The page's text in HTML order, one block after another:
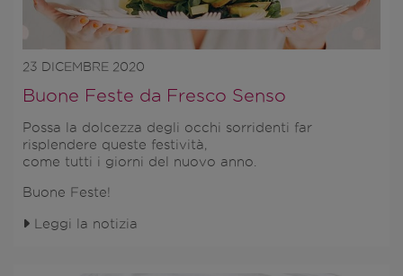
23 DICEMBRE 2020
Buone Feste da Fresco Senso
Possa la dolcezza degli occhi sorridenti far
risplendere queste festività,
come tutti i giorni del nuovo anno.
Buone Feste!
Leggi la notizia